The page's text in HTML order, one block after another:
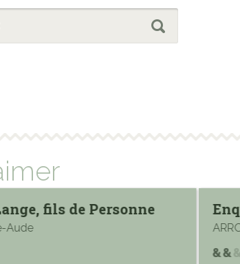
fils de Personne
Aude